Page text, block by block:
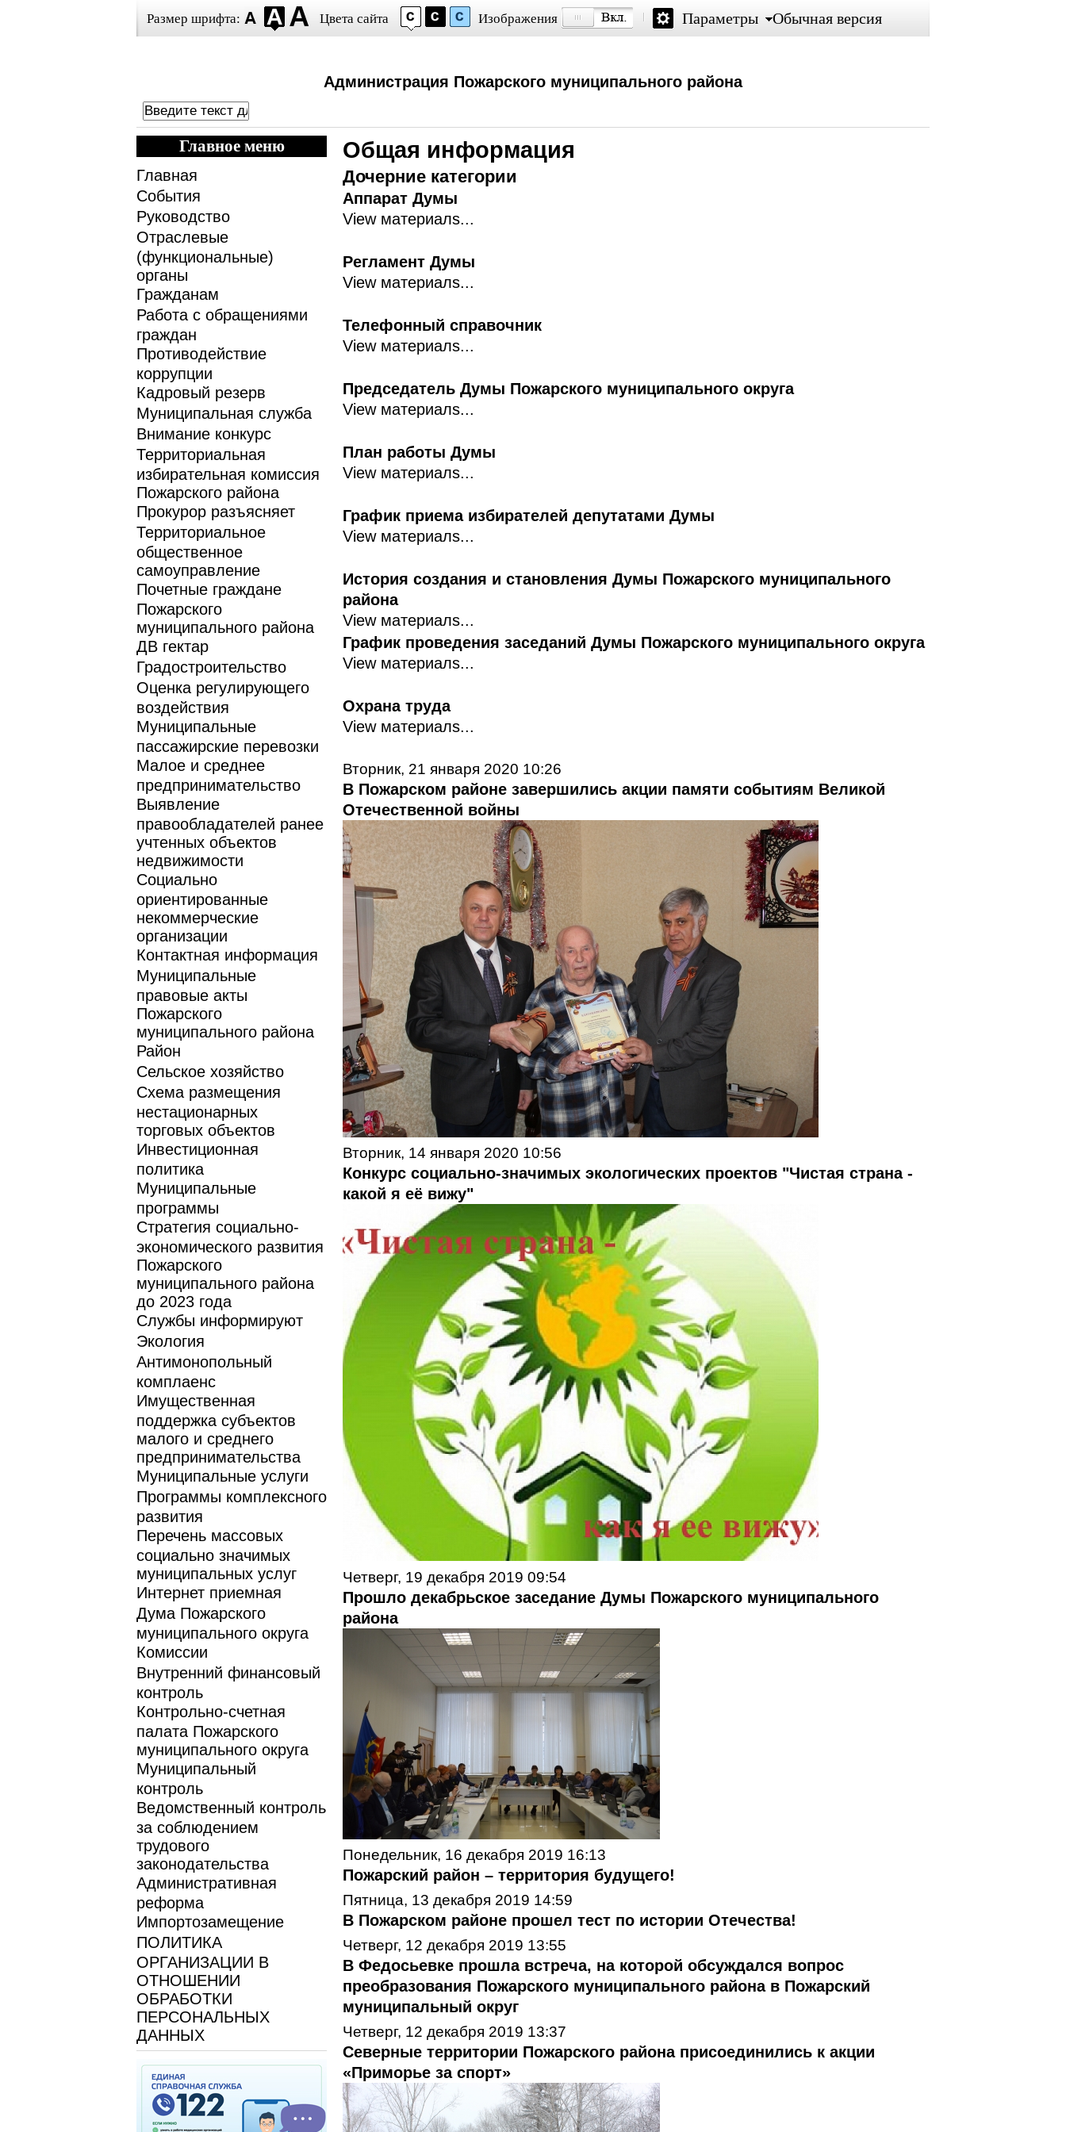
Размер шрифта: Цвета сайта Изображения Параметры Обычная версия
Администрация Пожарского муниципального района
Главное меню
Главная
События
Руководство
Отраслевые
(функциональные)
органы
Гражданам
Работа с обращениями
граждан
Противодействие
коррупции
Кадровый резерв
Муниципальная служба
Внимание конкурс
Территориальная
избирательная комиссия
Пожарского района
Прокурор разъясняет
Территориальное
общественное
самоуправление
Почетные граждане
Пожарского
муниципального района
ДВ гектар
Градостроительство
Оценка регулирующего
воздействия
Муниципальные
пассажирские перевозки
Малое и среднее
предпринимательство
Выявление
правообладателей ранее
учтенных объектов
недвижимости
Социально
ориентированные
некоммерческие
организации
Контактная информация
Муниципальные
правовые акты
Пожарского
муниципального района
Район
Сельское хозяйство
Схема размещения
нестационарных
торговых объектов
Инвестиционная
политика
Муниципальные
программы
Стратегия социально-
экономического развития
Пожарского
муниципального района
до 2023 года
Службы информируют
Экология
Антимонопольный
комплаенс
Имущественная
поддержка субъектов
малого и среднего
предпринимательства
Муниципальные услуги
Программы комплексного
развития
Перечень массовых
социально значимых
муниципальных услуг
Интернет приемная
Дума Пожарского
муниципального округа
Комиссии
Внутренний финансовый
контроль
Контрольно-счетная
палата Пожарского
муниципального округа
Муниципальный
контроль
Ведомственный контроль
за соблюдением
трудового
законодательства
Административная
реформа
Импортозамещение
ПОЛИТИКА
ОРГАНИЗАЦИИ В
ОТНОШЕНИИ
ОБРАБОТКИ
ПЕРСОНАЛЬНЫХ
ДАННЫХ
Общая информация
Дочерние категории
Аппарат Думы
View материалs...
Регламент Думы
View материалs...
Телефонный справочник
View материалs...
Председатель Думы Пожарского муниципального округа
View материалs...
План работы Думы
View материалs...
График приема избирателей депутатами Думы
View материалs...
История создания и становления Думы Пожарского муниципального
района
View материалs...
График проведения заседаний Думы Пожарского муниципального округа
View материалs...
Охрана труда
View материалs...
Вторник, 21 января 2020 10:26
В Пожарском районе завершились акции памяти событиям Великой
Отечественной войны
Вторник, 14 января 2020 10:56
Конкурс социально-значимых экологических проектов "Чистая страна -
какой я её вижу"
Четверг, 19 декабря 2019 09:54
Прошло декабрьское заседание Думы Пожарского муниципального
района
Понедельник, 16 декабря 2019 16:13
Пожарский район – территория будущего!
Пятница, 13 декабря 2019 14:59
В Пожарском районе прошел тест по истории Отечества!
Четверг, 12 декабря 2019 13:55
В Федосьевке прошла встреча, на которой обсуждался вопрос
преобразования Пожарского муниципального района в Пожарский
муниципальный округ
Четверг, 12 декабря 2019 13:37
Северные территории Пожарского района присоединились к акции
«Приморье за спорт»